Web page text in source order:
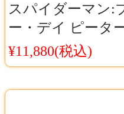
スパイダーマン:
ー・デイ ピータ
コスプレ靴 ブーツ
販 送料無料
¥11,880(税込)